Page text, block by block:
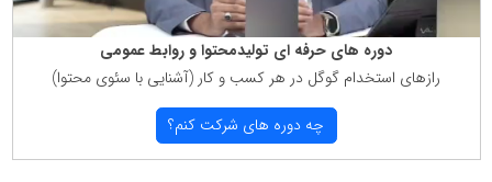
دوره های حرفه ای تولیدمحتوا و روابط عمومی
رازهای استخدام گوگل در هر كسب و كار (آشنایی با سئوی محتوا)
چه دوره های شركت كنم؟